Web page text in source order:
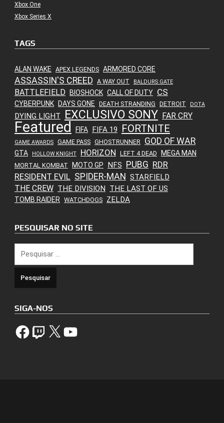
Xbox One
Xbox Series X
TAGS
ALAN WAKE APEX LEGENDS ARMORED CORE
ASSASSIN'S CREED A WAY OUT BALDURS GATE
BATTLEFIELD BIOSHOCK CALL OF DUTY CS
CYBERPUNK DAYS GONE DEATH STRANDING DETROIT DOTA
DYING LIGHT EXCLUSIVO SONY FAR CRY
Featured FIFA FIFA 19 FORTNITE
GAME AWARDS GAME PASS GHOSTRUNNER GOD OF WAR
GTA HOLLOW KNIGHT HORIZON LEFT 4 DEAD MEGA MAN
MORTAL KOMBAT MOTO GP NFS PUBG RDR
RESIDENT EVIL SPIDER-MAN STARFIELD
THE CREW THE DIVISION THE LAST OF US
TOMB RAIDER WATCHDOGS ZELDA
PESQUISAR NO SITE
por:
SIGA-NOS
FacebookTwitch X YouTube